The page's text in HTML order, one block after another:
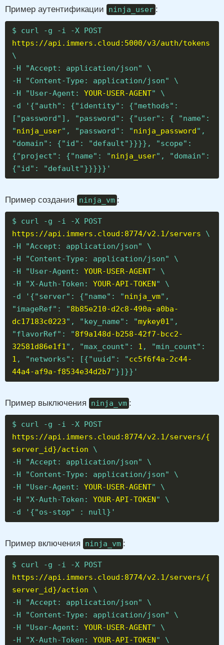
Пример аутентификации ninja_user :
$ curl -g -i -X POST
https://api.immers.cloud:5000/v3/auth/tokens
\
-H "Accept: application/json" \
-H "Content-Type: application/json" \
-H "User-Agent: YOUR-USER-AGENT" \
-d '{"auth": {"identity": {"methods":
["password"], "password": {"user": { "name":
"ninja_user", "password": "ninja_password",
"domain": {"id": "default"}}}}, "scope":
{"project": {"name": "ninja_user", "domain":
{"id": "default"}}}}}'
Пример создания ninja_vm :
$ curl -g -i -X POST
https://api.immers.cloud:8774/v2.1/servers \
-H "Accept: application/json" \
-H "Content-Type: application/json" \
-H "User-Agent: YOUR-USER-AGENT" \
-H "X-Auth-Token: YOUR-API-TOKEN" \
-d '{"server": {"name": "ninja_vm",
"imageRef": "8b85e210-d2c8-490a-a0ba-
dc17183c0223", "key_name": "mykey01",
"flavorRef": "8f9a148d-b258-42f7-bcc2-
32581d86e1f1", "max_count": 1 , "min_count":
1 , "networks": [{"uuid": "cc5f6f4a-2c44-
44a4-af9a-f8534e34d2b7"}]}}'
Пример выключения ninja_vm :
$ curl -g -i -X POST
https://api.immers.cloud:8774/v2.1/servers/{
server_id}/action \
-H "Accept: application/json" \
-H "Content-Type: application/json" \
-H "User-Agent: YOUR-USER-AGENT" \
-H "X-Auth-Token: YOUR-API-TOKEN" \
-d '{"os-stop" : null}'
Пример включения ninja_vm :
$ curl -g -i -X POST
https://api.immers.cloud:8774/v2.1/servers/{
server_id}/action \
-H "Accept: application/json" \
-H "Content-Type: application/json" \
-H "User-Agent: YOUR-USER-AGENT" \
-H "X-Auth-Token: YOUR-API-TOKEN" \